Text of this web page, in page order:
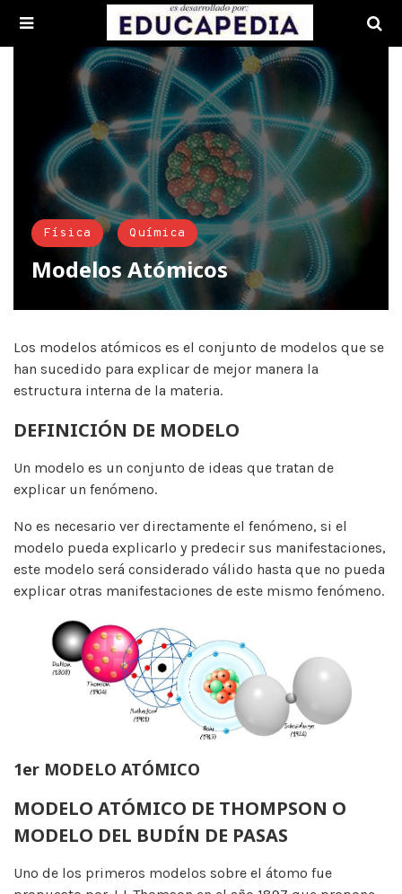
Física Química
Modelos Atómicos
Los modelos atómicos es el conjunto de modelos que se
han sucedido para explicar de mejor manera la
estructura interna de la materia.
DEFINICIÓN DE MODELO
Un modelo es un conjunto de ideas que tratan de
explicar un fenómeno.
No es necesario ver directamente el fenómeno, si el
modelo pueda explicarlo y predecir sus manifestaciones,
este modelo será considerado válido hasta que no pueda
explicar otras manifestaciones de este mismo fenómeno.
1er MODELO ATÓMICO
MODELO ATÓMICO DE THOMPSON O
MODELO DEL BUDÍN DE PASAS
Uno de los primeros modelos sobre el átomo fue